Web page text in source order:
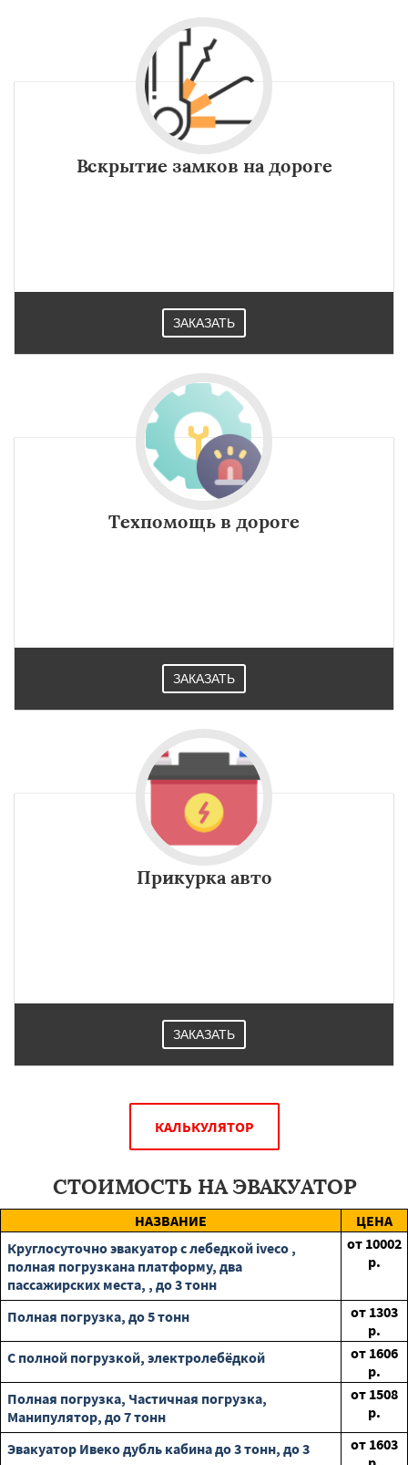
Вскрытие замков на дороге
ЗАКАЗАТЬ
Техпомощь в дороге
ЗАКАЗАТЬ
Прикурка авто
ЗАКАЗАТЬ
КАЛЬКУЛЯТОР
СТОИМОСТЬ НА ЭВАКУАТОР
НАЗВАНИЕ
ЦЕНА
Круглосуточно эвакуатор с лебедкой iveco ,
полная погрузкана платформу, два
пассажирских места, , до 3 тонн
от 10002
р.
Полная погрузка, до 5 тонн от 1303
р.
С полной погрузкой, электролебёдкой
от 1606
р.
Полная погрузка, Частичная погрузка,
Манипулятор, до 7 тонн
от 1508
р.
Эвакуатор Ивеко дубль кабина до 3 тонн, до 3
от 1603